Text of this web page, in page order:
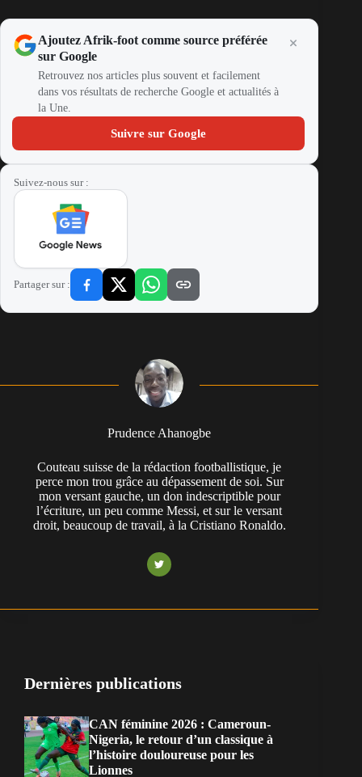
Ajoutez Afrik-foot comme source préférée
sur Google
Retrouvez nos articles plus souvent et facilement
dans vos résultats de recherche Google et actualités à
la Une.
Suivre sur Google
Suivez-nous sur :
Partager sur :
Prudence Ahanogbe
Couteau suisse de la rédaction footballistique, je
perce mon trou grâce au dépassement de soi. Sur
mon versant gauche, un don indescriptible pour
l’écriture, un peu comme Messi, et sur le versant
droit, beaucoup de travail, à la Cristiano Ronaldo.
Dernières publications
CAN féminine 2026 : Cameroun-
Nigeria, le retour d’un classique à
l’histoire douloureuse pour les
Lionnes